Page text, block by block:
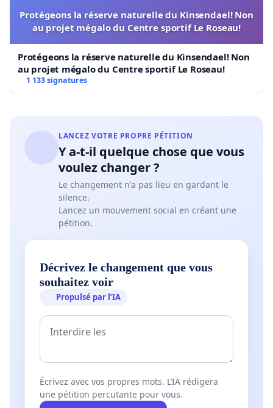
Protégeons la réserve naturelle du Kinsendael! Non
au projet mégalo du Centre sportif Le Roseau!
Protégeons la réserve naturelle du Kinsendael! Non
au projet mégalo du Centre sportif Le Roseau!
1 133 signatures
LANCEZ VOTRE PROPRE PÉTITION
Y a-t-il quelque chose que vous
voulez changer ?
Le changement n'a pas lieu en gardant le
silence.
Lancez un mouvement social en créant une
pétition.
Décrivez le changement que vous
souhaitez voir
Propulsé par l’IA
Écrivez avec vos propres mots. L’IA rédigera
une pétition percutante pour vous.